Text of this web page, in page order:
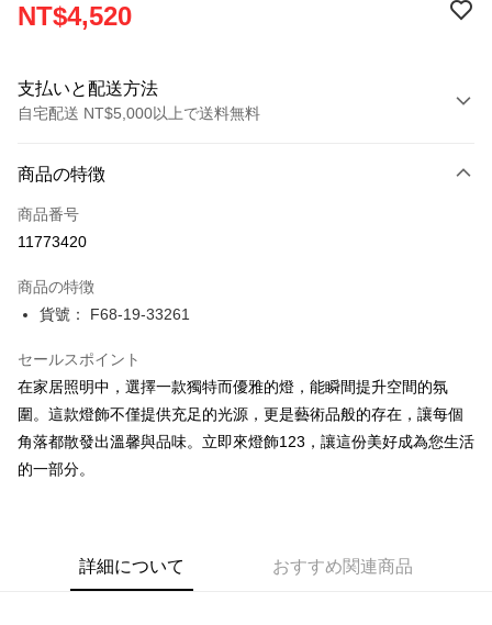
NT$4,520
支払いと配送方法
自宅配送 NT$5,000以上で送料無料
クレジットカード1回払い
LINE Pay
JKOPAY
Google Pay
AFTEE代金後払い
ウが表示されます。
2.SMSで認証してお支払い手続を進めてください。
配送方法
商品の特徴
商品番号
11773420
商品の特徴
貨號： F68-19-33261
セールスポイント
在家居照明中，選擇一款獨特而優雅的燈，能瞬間提升空間的氛
圍。這款燈飾不僅提供充足的光源，更是藝術品般的存在，讓每個
角落都散發出溫馨與品味。立即來燈飾123，讓這份美好成為您生活
的一部分。
詳細について おすすめ関連商品